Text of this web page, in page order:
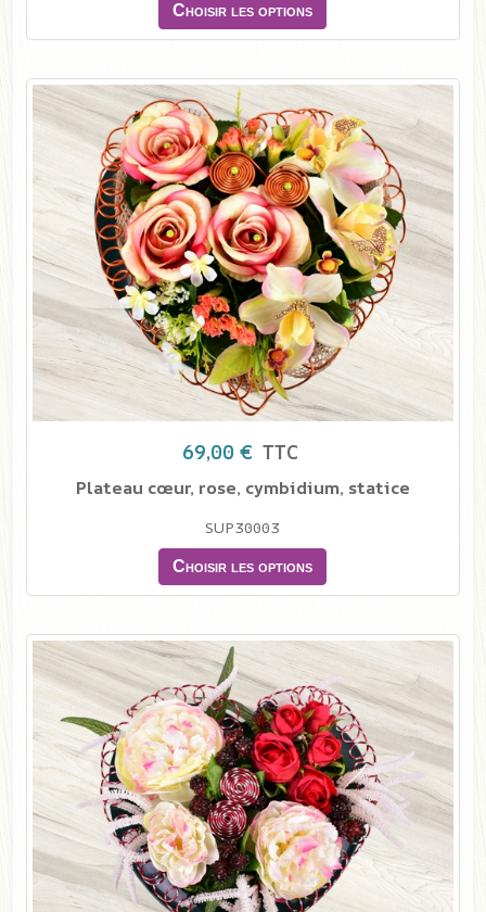
Choisir les options
69,00 € TTC
Plateau cœur, rose, cymbidium, statice
SUP30003
Choisir les options